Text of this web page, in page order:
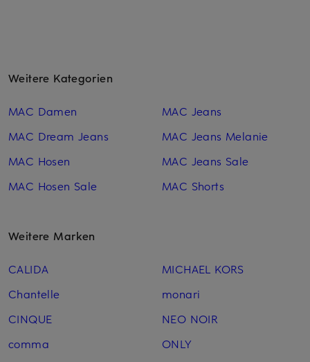
Weitere Kategorien
MAC Damen
MAC Dream Jeans
MAC Hosen
MAC Hosen Sale
MAC Jeans
MAC Jeans Melanie
MAC Jeans Sale
MAC Shorts
Weitere Marken
CALIDA
Chantelle
CINQUE
comma
MICHAEL KORS
monari
NEO NOIR
ONLY